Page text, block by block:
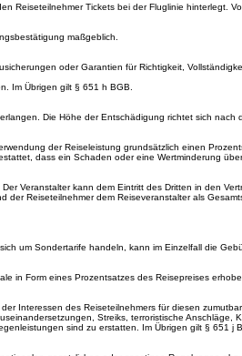
Reiseteilnehmer Tickets bei der Fluglinie hinterlegt.
maßgeblich.
oder Garantien für Richtigkeit,
Im Übrigen gilt § 651 h BGB.
Die Höhe der Entschädigung richtet sich
der Reiseleistung grundsätzlich einen
dass ein Schaden oder eine Wertminderung
Veranstalter kann dem Eintritt des Dritten in den
Reiseteilnehmer dem Reiseveranstalter als
um Sondertarife handeln, kann im Einzelfall die
Form eines Prozentsatzes des Reisepreises
Interessen des Reiseteilnehmers für diesen
Streiks, terroristische Anschläge,
sind zu erstatten. Im Übrigen gilt § 651 j